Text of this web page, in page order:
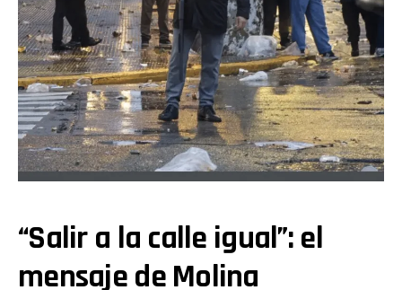
“Salir a la calle igual”: el
mensaje de Molina